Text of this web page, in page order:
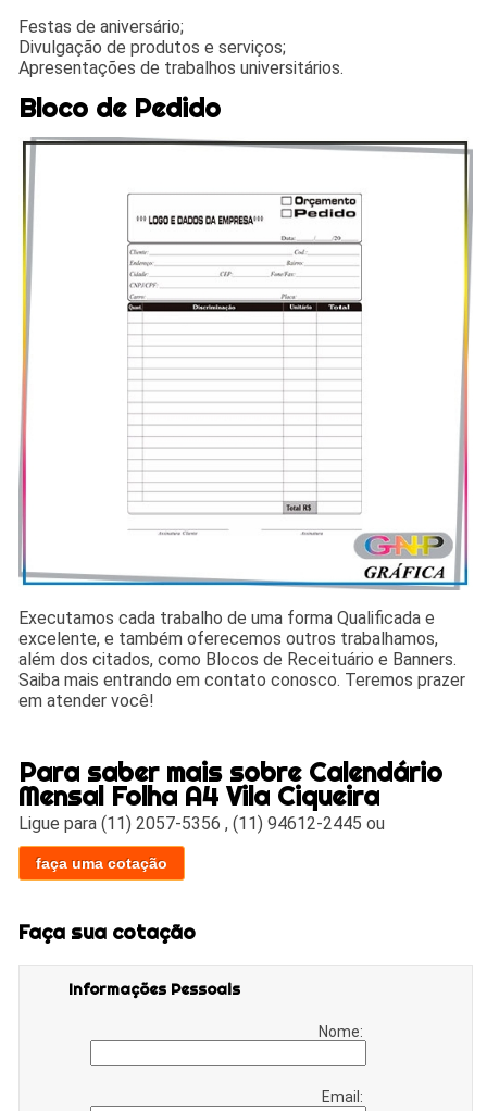
Festas de aniversário;
Divulgação de produtos e serviços;
Apresentações de trabalhos universitários.
Bloco de Pedido
Executamos cada trabalho de uma forma Qualificada e
excelente, e também oferecemos outros trabalhamos,
além dos citados, como Blocos de Receituário e Banners.
Saiba mais entrando em contato conosco. Teremos prazer
em atender você!
Para saber mais sobre Calendário
Mensal Folha A4 Vila Ciqueira
Ligue para(11) 2057-5356 ,(11) 94612-2445 ou
faça uma cotação
Faça sua cotação
Informações Pessoais
Nome:
Email: